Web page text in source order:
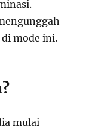
mode ini.
mulai